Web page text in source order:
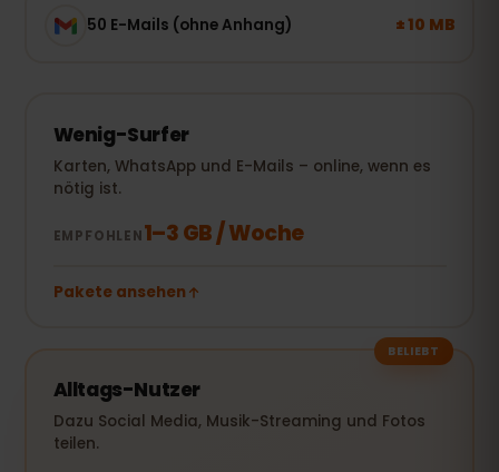
50 E-Mails (ohne Anhang) ± 10 MB
Wenig-Surfer
Karten, WhatsApp und E-Mails – online, wenn es
nötig ist.
EMPFOHLEN1–3 GB / Woche
Pakete ansehen
BELIEBT
Alltags-Nutzer
Dazu Social Media, Musik-Streaming und Fotos
teilen.